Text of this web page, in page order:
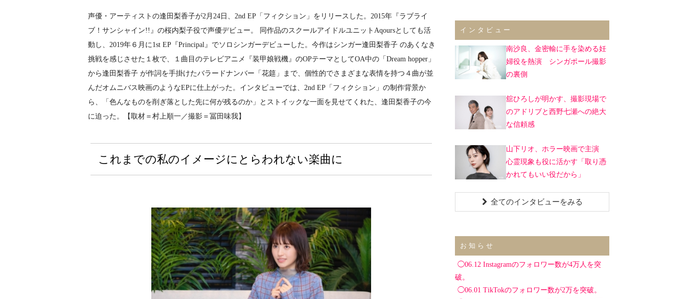
声優・アーティストの逢田梨香子が2月24日、2nd EP「フィクション」をリリースした。2015年『ラブライ
ブ！サンシャイン!!』の桜内梨子役で声優デビュー。 同作品のスクールアイドルユニットAqoursとしても活
動し、2019年６月に1st EP『Principal』でソロシンガーデビューした。今作はシンガー逢田梨香子 のあくなき
挑戦を感じさせた１枚で、１曲目のテレビアニメ『装甲娘戦機』のOPテーマとしてOA中の「Dream hopper」
から逢田梨香子 が作詞を手掛けたバラードナンバー「花筵」まで、個性的でさまざまな表情を持つ４曲が並
んだオムニバス映画のようなEPに仕上がった。インタビューでは、2nd EP「フィクション」の制作背景か
ら、「色んなものを削ぎ落とした先に何が残るのか」とストイックな一面を見せてくれた、逢田梨香子の今
に迫った。【取材＝村上順一／撮影＝冨田味我】
これまでの私のイメージにとらわれない楽曲に
インタビュー
南沙良、金密輸に手を染める妊
婦役を熱演 シンガポール撮影
の裏側
舘ひろしが明かす、撮影現場で
のアドリブと西野七瀬への絶大
な信頼感
山下リオ、ホラー映画で主演
心霊現象も役に活かす「取り憑
かれてもいい役だから」
全てのインタビューをみる
お知らせ
◯06.12 Instagramのフォロワー数が4万人を突
破。
◯06.01 TikTokのフォロワー数が2万を突破。